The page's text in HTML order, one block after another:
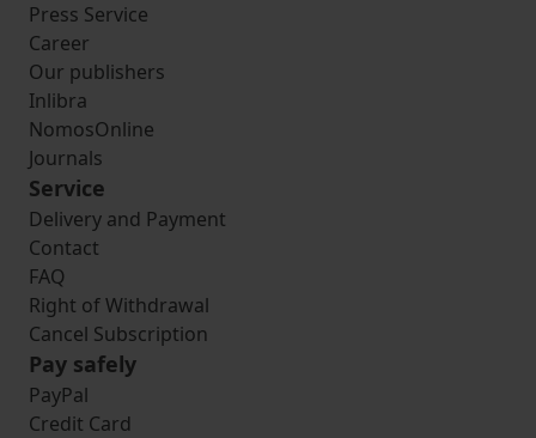
Press Service
Career
Our publishers
Inlibra
NomosOnline
Journals
Service
Delivery and Payment
Contact
FAQ
Right of Withdrawal
Cancel Subscription
Pay safely
PayPal
Credit Card